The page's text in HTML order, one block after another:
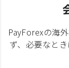
PayForexの海
ず、必要なと